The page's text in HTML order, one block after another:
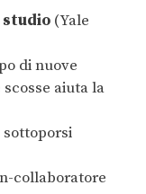
studio (Yale
di nuove
aiuta la
sottoporsi
collaboratore